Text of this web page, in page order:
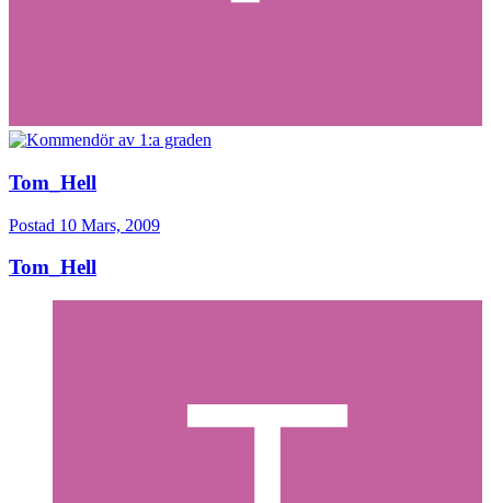
Tom_Hell
Postad 10 Mars, 2009
Tom_Hell